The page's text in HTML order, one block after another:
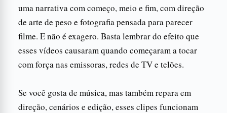
uma narrativa com começo, meio e fim, com direção
de arte de peso e fotografia pensada para parecer
filme. E não é exagero. Basta lembrar do efeito que
esses vídeos causaram quando começaram a tocar
com força nas emissoras, redes de TV e telões.
Se você gosta de música, mas também repara em
direção, cenários e edição, esses clipes funcionam